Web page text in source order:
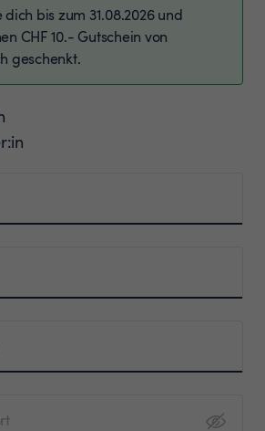
bis zum 31.08.2026 und
CHF 10.- Gutschein von
geschenkt.